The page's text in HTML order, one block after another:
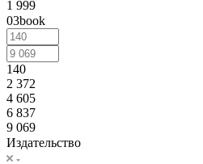
1 999
03book
140
2 372
4 605
6 837
9 069
Издательство